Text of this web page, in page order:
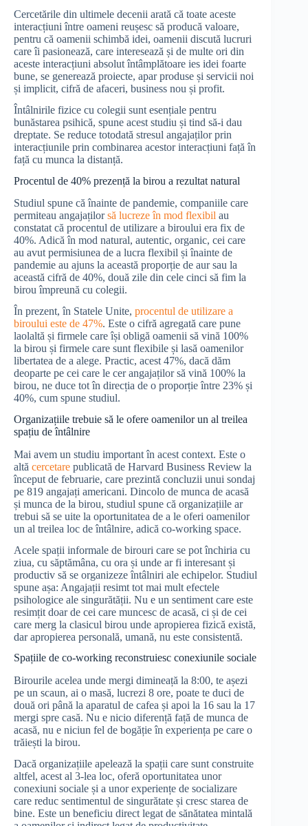
Cercetările din ultimele decenii arată că toate aceste
interacțiuni între oameni reușesc să producă valoare,
pentru că oamenii schimbă idei, oamenii discută lucruri
care îi pasionează, care interesează și de multe ori din
aceste interacțiuni absolut întâmplătoare ies idei foarte
bune, se generează proiecte, apar produse și servicii noi
și implicit, cifră de afaceri, business nou și profit.
Întâlnirile fizice cu colegii sunt esențiale pentru
bunăstarea psihică, spune acest studiu și tind să-i dau
dreptate. Se reduce totodată stresul angajaților prin
interacțiunile prin combinarea acestor interacțiuni față în
față cu munca la distanță.
Procentul de 40% prezență la birou a rezultat natural
Studiul spune că înainte de pandemie, companiile care
permiteau angajațilorsă lucreze în mod flexibil au
constatat că procentul de utilizare a biroului era fix de
40%. Adică în mod natural, autentic, organic, cei care
au avut permisiunea de a lucra flexibil și înainte de
pandemie au ajuns la această proporție de aur sau la
această cifră de 40%, două zile din cele cinci să fim la
birou împreună cu colegii.
În prezent, în Statele Unite, procentul de utilizare a
biroului este de 47%. Este o cifră agregată care pune
laolaltă și firmele care își obligă oamenii să vină 100%
la birou și firmele care sunt flexibile și lasă oamenilor
libertatea de a alege. Practic, acest 47%, dacă dăm
deoparte pe cei care le cer angajaților să vină 100% la
birou, ne duce tot în direcția de o proporție între 23% și
40%, cum spune studiul.
Organizațiile trebuie să le ofere oamenilor un al treilea
spațiu de întâlnire
Mai avem un studiu important în acest context. Este o
altă cercetare publicată de Harvard Business Review la
început de februarie, care prezintă concluzii unui sondaj
pe 819 angajați americani. Dincolo de munca de acasă
și munca de la birou, studiul spune că organizațiile ar
trebui să se uite la oportunitatea de a le oferi oamenilor
un al treilea loc de întâlnire, adică co-working space.
Acele spații informale de birouri care se pot închiria cu
ziua, cu săptămâna, cu ora și unde ar fi interesant și
productiv să se organizeze întâlniri ale echipelor. Studiul
spune așa: Angajații resimt tot mai mult efectele
psihologice ale singurătății. Nu e un sentiment care este
resimțit doar de cei care muncesc de acasă, ci și de cei
care merg la clasicul birou unde apropierea fizică există,
dar apropierea personală, umană, nu este consistentă.
Spațiile de co-working reconstruiesc conexiunile sociale
Birourile acelea unde mergi dimineață la 8:00, te așezi
pe un scaun, ai o masă, lucrezi 8 ore, poate te duci de
două ori până la aparatul de cafea și apoi la 16 sau la 17
mergi spre casă. Nu e nicio diferență față de munca de
acasă, nu e niciun fel de bogăție în experiența pe care o
trăiești la birou.
Dacă organizațiile apelează la spații care sunt construite
altfel, acest al 3-lea loc, oferă oportunitatea unor
conexiuni sociale și a unor experiențe de socializare
care reduc sentimentul de singurătate și cresc starea de
bine. Este un beneficiu direct legat de sănătatea mintală